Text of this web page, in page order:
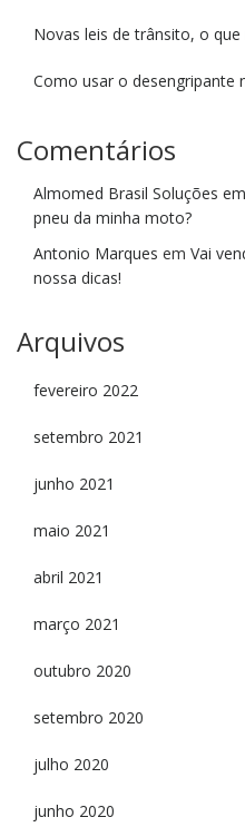
Novas leis de trânsito, o que
Como usar o desengripante
Comentários
Almomed Brasil Soluções
pneu da minha moto?
Antonio Marques em Vai
nossa dicas!
Arquivos
fevereiro 2022
setembro 2021
junho 2021
maio 2021
abril 2021
março 2021
outubro 2020
setembro 2020
julho 2020
junho 2020